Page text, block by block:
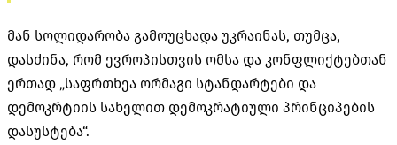
მან სოლიდარობა გამოუცხადა უკრაინას, თუმცა,
დასძინა, რომ ევროპისთვის ომსა და კონფლიქტებთან
ერთად „საფრთხეა ორმაგი სტანდარტები და
დემოკრტიის სახელით დემოკრატიული პრინციპების
დასუსტება“.